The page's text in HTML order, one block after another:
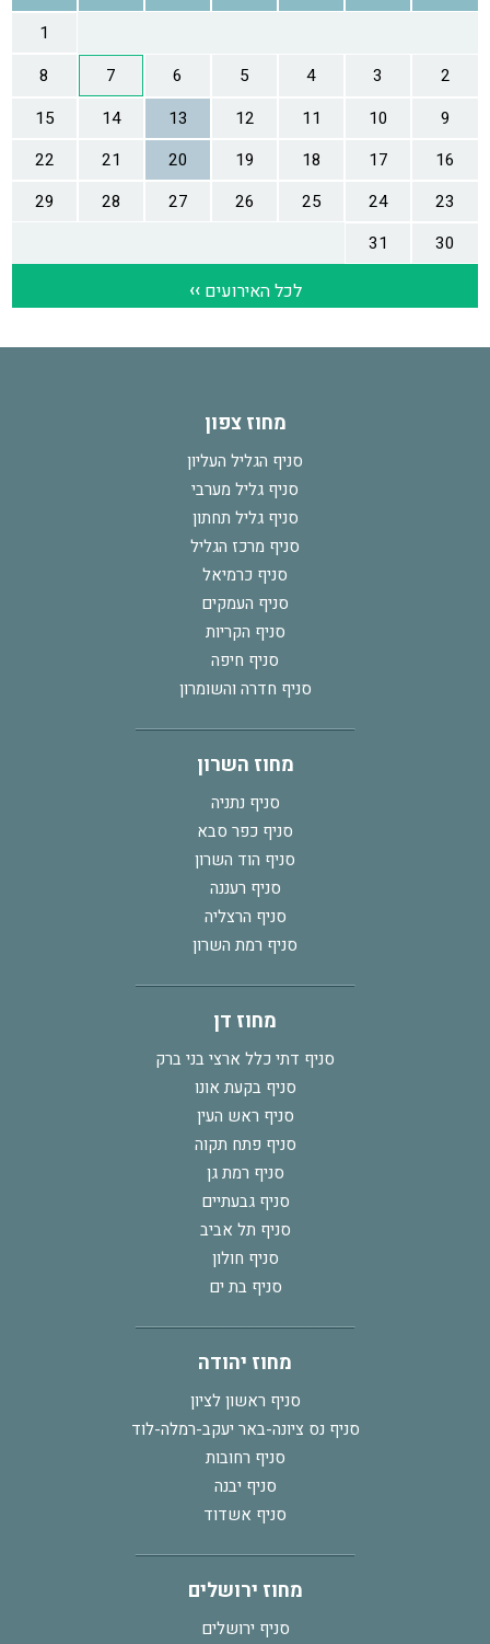
מחוז צפון
סניף הגליל העליון
סניף גליל מערבי
סניף גליל תחתון
סניף מרכז הגליל
סניף כרמיאל
סניף העמקים
סניף הקריות
סניף חיפה
סניף חדרה והשומרון
מחוז השרון
סניף נתניה
סניף כפר סבא
סניף הוד השרון
סניף רעננה
סניף הרצליה
סניף רמת השרון
מחוז דן
סניף דתי כלל ארצי בני ברק
סניף בקעת אונו
סניף ראש העין
סניף פתח תקוה
סניף רמת גן
סניף גבעתיים
סניף תל אביב
סניף חולון
סניף בת ים
מחוז יהודה
סניף ראשון לציון
סניף נס ציונה-באר יעקב-רמלה-לוד
סניף רחובות
סניף יבנה
סניף אשדוד
מחוז ירושלים
סניף ירושלים